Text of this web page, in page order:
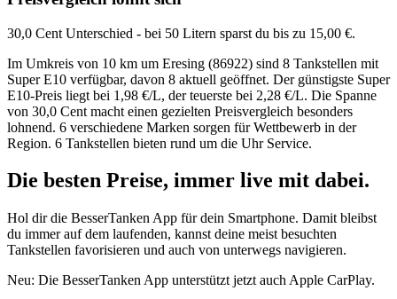
30,0 Cent Unterschied - bei 50 Litern sparst du bis zu 15,00 €.
Im Umkreis von 10 km um Eresing (86922) sind 8 Tankstellen mit
Super E10 verfügbar, davon 8 aktuell geöffnet. Der günstigste Super
E10-Preis liegt bei 1,98 €/L, der teuerste bei 2,28 €/L. Die Spanne
von 30,0 Cent macht einen gezielten Preisvergleich besonders
lohnend. 6 verschiedene Marken sorgen für Wettbewerb in der
Region. 6 Tankstellen bieten rund um die Uhr Service.
Die besten Preise, immer live mit dabei.
Hol dir die BesserTanken App für dein Smartphone. Damit bleibst
du immer auf dem laufenden, kannst deine meist besuchten
Tankstellen favorisieren und auch von unterwegs navigieren.
Neu: Die BesserTanken App unterstützt jetzt auch Apple CarPlay.